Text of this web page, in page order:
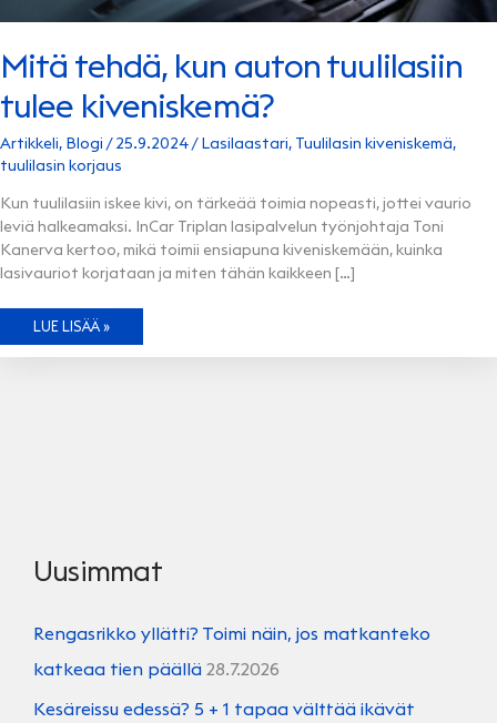
Mitä tehdä, kun auton tuulilasiin
tulee kiveniskemä?
Artikkeli, Blogi /25.9.2024/Lasilaastari, Tuulilasin kiveniskemä,
tuulilasin korjaus
Kun tuulilasiin iskee kivi, on tärkeää toimia nopeasti, jottei vaurio
leviä halkeamaksi. InCar Triplan lasipalvelun työnjohtaja Toni
Kanerva kertoo, mikä toimii ensiapuna kiveniskemään, kuinka
lasivauriot korjataan ja miten tähän kaikkeen […]
MITÄ
KUN
LUE LISÄÄ »
Uusimmat
Rengasrikko yllätti? Toimi näin, jos matkanteko
katkeaa tien päällä 28.7.2026
Kesäreissu edessä? 5 + 1 tapaa välttää ikävät